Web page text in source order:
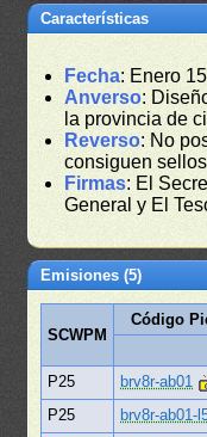
Características
Fecha: Enero
Anverso:
la provincia de
Reverso: No
consiguen
Firmas: El
General y El
Emisiones (5)
SCWPM
Código
P25
brv8r-ab01
P25
brv8r-ab01-